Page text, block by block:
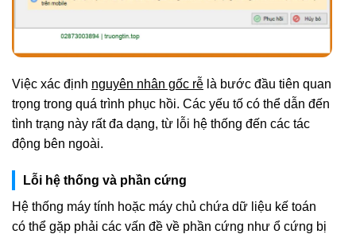
Việc xác định nguyên nhân gốc rễ là bước đầu tiên quan
trọng trong quá trình phục hồi. Các yếu tố có thể dẫn đến
tình trạng này rất đa dạng, từ lỗi hệ thống đến các tác
động bên ngoài.
Lỗi hệ thống và phần cứng
Hệ thống máy tính hoặc máy chủ chứa dữ liệu kế toán
có thể gặp phải các vấn đề về phần cứng như ổ cứng bị